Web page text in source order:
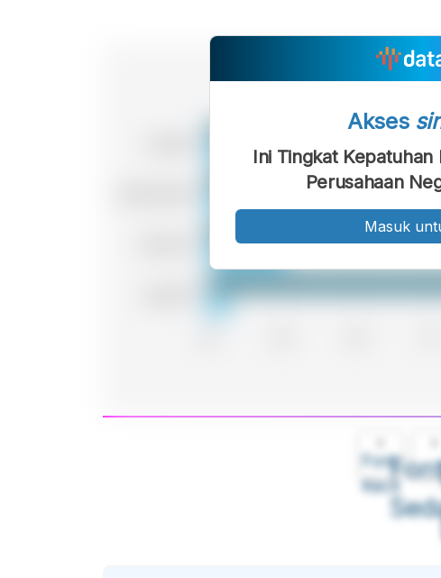
Font
Kecil
Akses
Ini Tingkat Kepatuhan
Perusahaan
Masuk